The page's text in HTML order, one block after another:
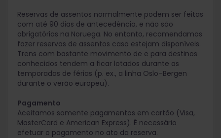
Reservas de assentos normalmente podem ser feitas
com até 90 dias de antecedência, e não são
obrigatórias na Noruega. No entanto, recomendamos
fazer reservas de assentos caso estejam disponíveis.
Trens com bastante movimento de e para destinos
conhecidos tendem a ficar lotados durante as
temporadas de férias (p. ex., a linha Oslo–Bergen
durante o verão europeu).
Pagamento
Aceitamos somente pagamentos em cartão (Visa,
MasterCard e American Express). É necessário
efetuar o pagamento no ato da reserva.